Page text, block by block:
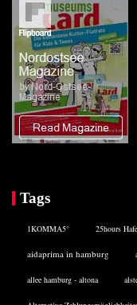
Tags
1KOMMA5° 25hours
aidaprima in hamburg
allee hamburg - altona